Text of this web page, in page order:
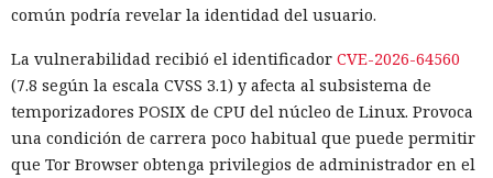
común podría revelar la identidad del usuario.
La vulnerabilidad recibió el identificador CVE-2026-64560
(7.8 según la escala CVSS 3.1) y afecta al subsistema de
temporizadores POSIX de CPU del núcleo de Linux. Provoca
una condición de carrera poco habitual que puede permitir
que Tor Browser obtenga privilegios de administrador en el